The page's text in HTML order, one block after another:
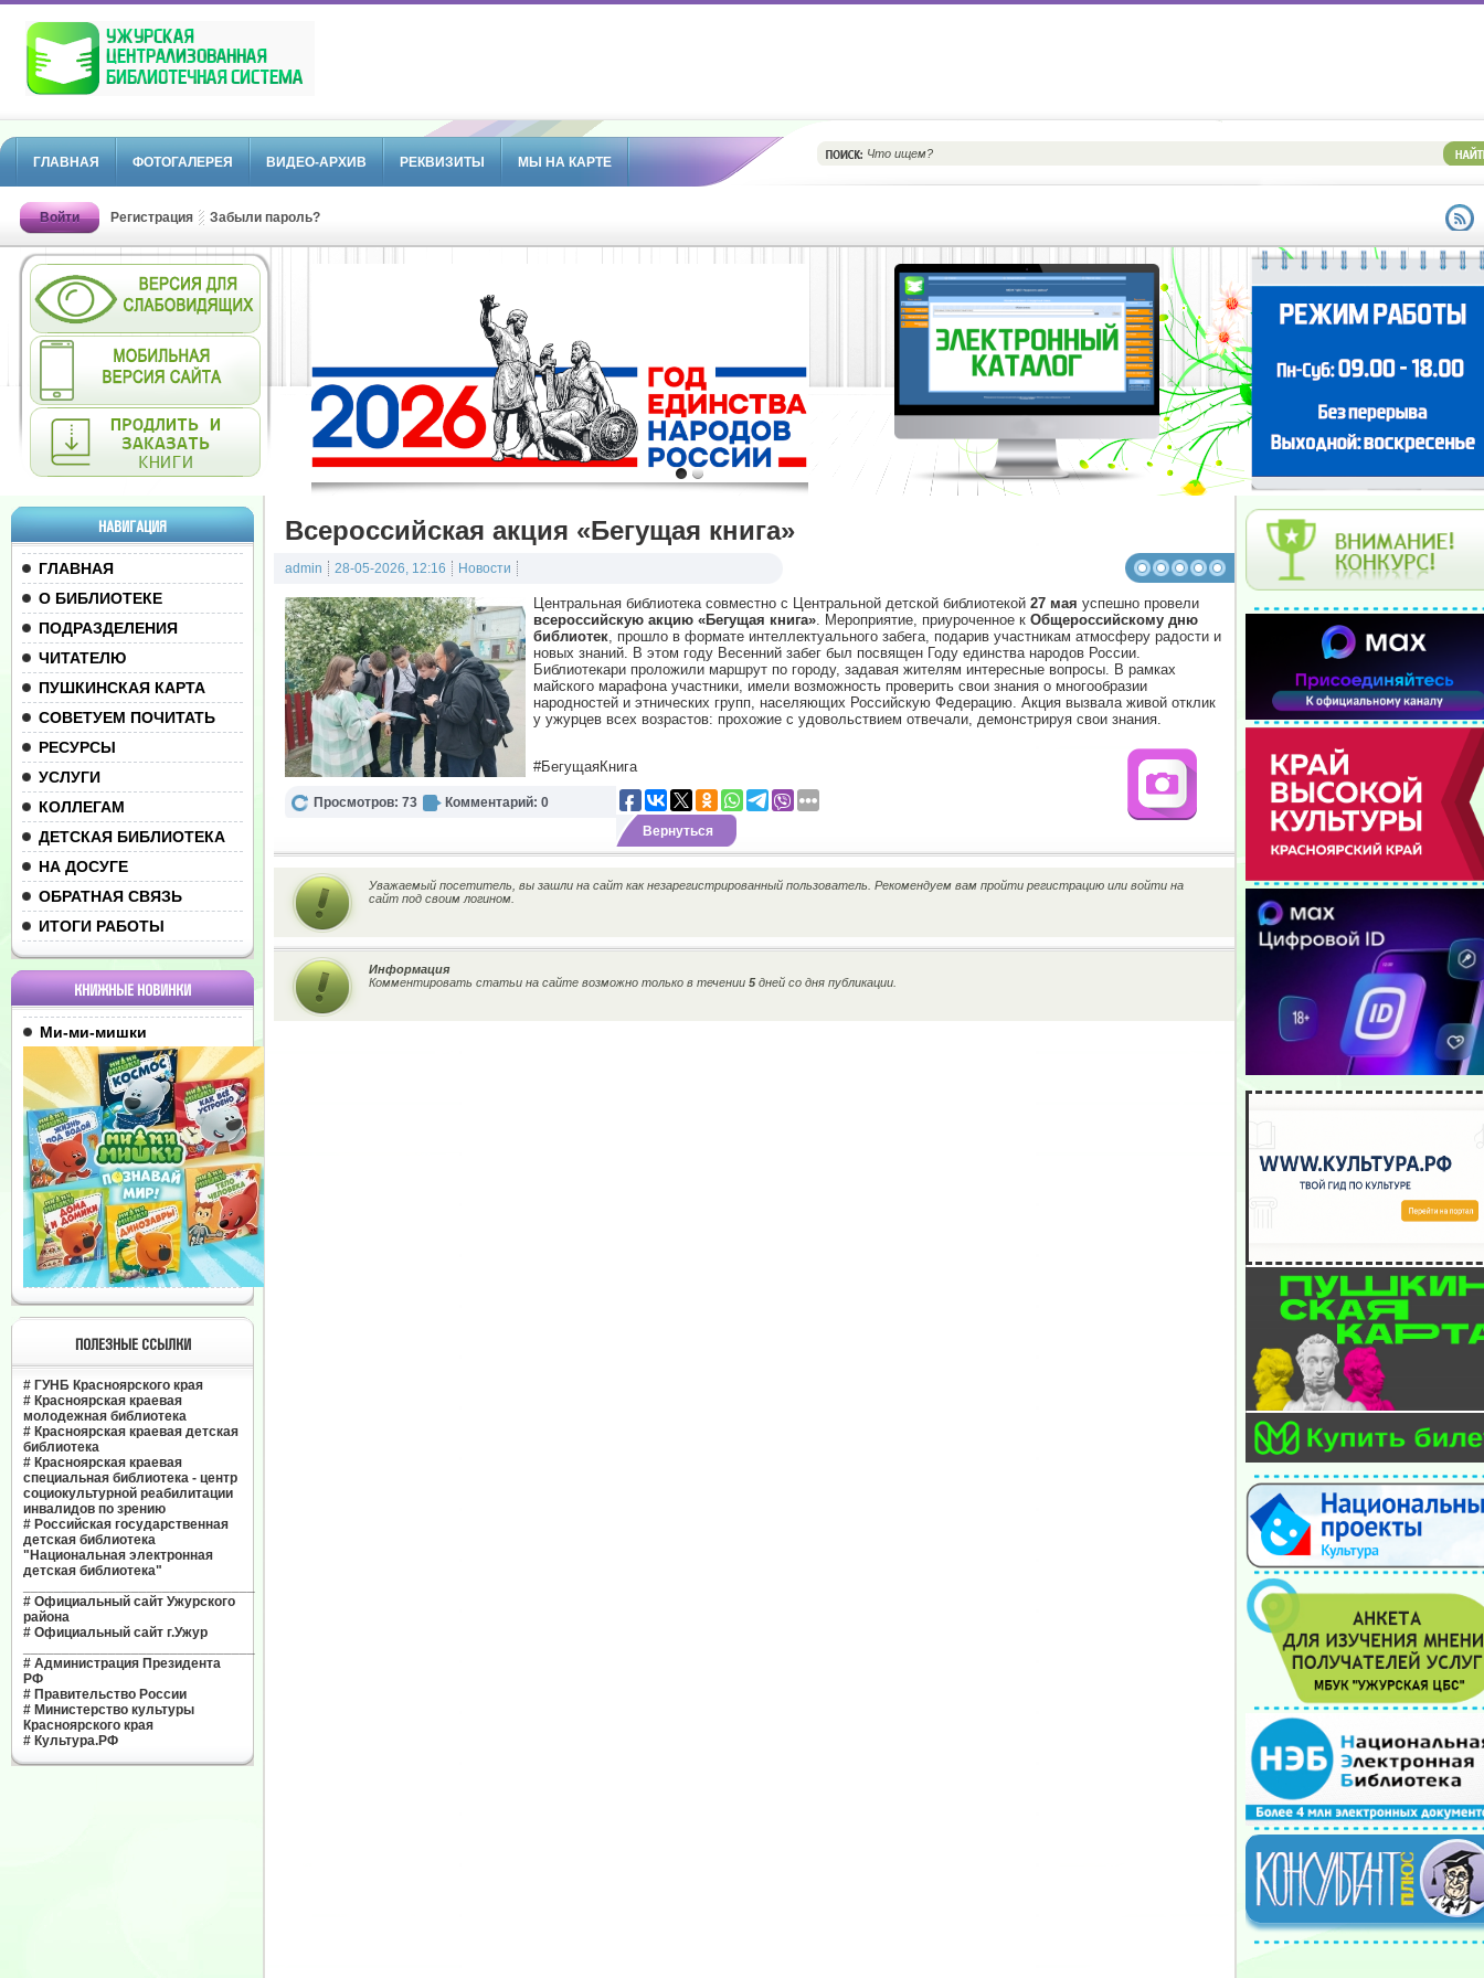
ГЛАВНАЯ ФОТОГАЛЕРЕЯ ВИДЕО-АРХИВ РЕКВИЗИТЫ МЫ НА КАРТЕ
Войти Регистрация Забыли пароль?
НАВИГАЦИЯ
ГЛАВНАЯ
О БИБЛИОТЕКЕ
ПОДРАЗДЕЛЕНИЯ
ЧИТАТЕЛЮ
ПУШКИНСКАЯ КАРТА
СОВЕТУЕМ ПОЧИТАТЬ
РЕСУРСЫ
УСЛУГИ
КОЛЛЕГАМ
ДЕТСКАЯ БИБЛИОТЕКА
НА ДОСУГЕ
ОБРАТНАЯ СВЯЗЬ
ИТОГИ РАБОТЫ
КНИЖНЫЕ НОВИНКИ
Ми-ми-мишки
ПОЛЕЗНЫЕ ССЫЛКИ
# ГУНБ Красноярского края
# Красноярская краевая
молодежная библиотека
# Красноярская краевая детская
библиотека
# Красноярская краевая
специальная библиотека - центр
социокультурной реабилитации
инвалидов по зрению
# Российская государственная
детская библиотека
"Национальная электронная
детская библиотека"
# Официальный сайт Ужурского
района
# Официальный сайт г.Ужур
# Администрация Президента
РФ
# Правительство России
# Министерство культуры
Красноярского края
# Культура.РФ
Всероссийская акция «Бегущая книга»
admin 28-05-2026, 12:16 Новости
Центральная библиотека совместно с Центральной детской библиотекой 27 мая успешно провели
всероссийскую акцию «Бегущая книга». Мероприятие, приуроченное к Общероссийскому дню
библиотек, прошло в формате интеллектуального забега, подарив участникам атмосферу радости и
новых знаний. В этом году Весенний забег был посвящен Году единства народов России.
Библиотекари проложили маршрут по городу, задавая жителям интересные вопросы. В рамках
майского марафона участники, имели возможность проверить свои знания о многообразии
народностей и этнических групп, населяющих Российскую Федерацию. Акция вызвала живой отклик
у ужурцев всех возрастов: прохожие с удовольствием отвечали, демонстрируя свои знания.
#БегущаяКнига
Просмотров: 73
Комментарий: 0
Вернуться
Уважаемый посетитель, вы зашли на сайт как незарегистрированный пользователь. Рекомендуем вам пройти регистрацию или войти на
сайт под своим логином.
Информация
Комментировать статьи на сайте возможно только в течении 5дней со дня публикации.